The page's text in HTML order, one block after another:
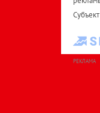
РЕКЛАМА